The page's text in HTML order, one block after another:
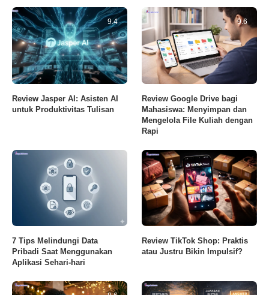
9.4
Review Jasper AI: Asisten AI
untuk Produktivitas Tulisan
9.6
Review Google Drive bagi
Mahasiswa: Menyimpan dan
Mengelola File Kuliah dengan
Rapi
7 Tips Melindungi Data
Pribadi Saat Menggunakan
Aplikasi Sehari-hari
Review TikTok Shop: Praktis
atau Justru Bikin Impulsif?